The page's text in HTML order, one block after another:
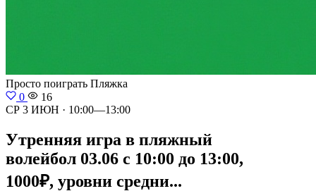
Просто поиграть Пляжка
0
16
СР 3 ИЮН · 10:00—13:00
Утренняя игра в пляжный
волейбол 03.06 с 10:00 до 13:00,
1000₽, уровни средни...